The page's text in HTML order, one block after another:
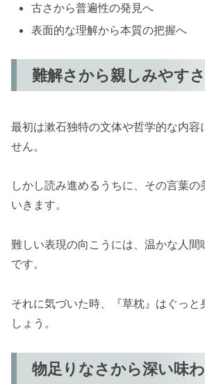
古さから普遍性の発見へ
表面的な理解から本質の把握へ
難解さから親しみやす
最初は漱石独特の文体や哲学的な内容
せん。
しかし読み進めるうちに、その言葉の
いきます。
難しい表現の向こうには、温かな人間
です。
それに気づいた時、『草枕』はぐっと
しょう。
物足りなさから深い味